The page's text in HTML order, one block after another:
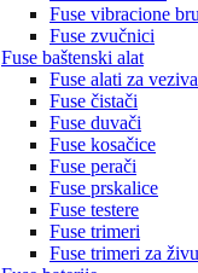
Fuse vibracione
Fuse zvučnici
Fuse baštenski alat
Fuse alati za
Fuse čistači
Fuse duvači
Fuse kosačice
Fuse perači
Fuse prskalice
Fuse testere
Fuse trimeri
Fuse trimeri za